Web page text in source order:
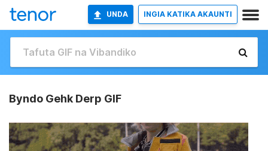
UNDA INGIA KATIKA AKAUNTI
Byndo Gehk Derp GIF